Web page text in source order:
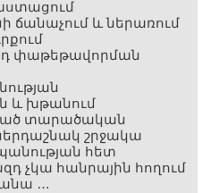
ճանաչում և ներառում
փաթեթավորման
և խթանում
տարածական
շրջակա
հետ
չկա հանրային հողում
…